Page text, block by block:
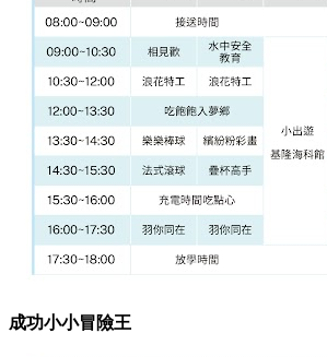
成功小小冒險王